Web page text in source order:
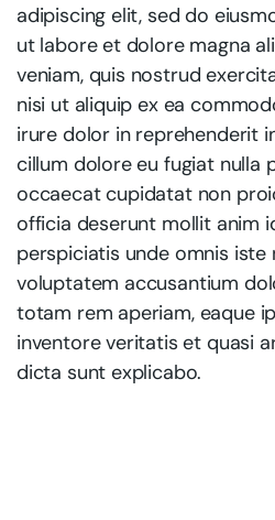
adipiscing elit, sed do
ut labore et dolore magna
veniam, quis nostrud
nisi ut aliquip ex ea
irure dolor in reprehenderit
cillum dolore eu fugiat nulla
occaecat cupidatat non
officia deserunt mollit anim
perspiciatis unde omnis
voluptatem accusantium
totam rem aperiam, eaque
inventore veritatis et quasi
dicta sunt explicabo.